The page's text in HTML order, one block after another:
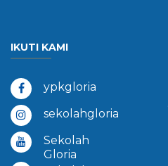
IKUTI KAMI
ypkgloria
sekolahgloria
Sekolah
Gloria